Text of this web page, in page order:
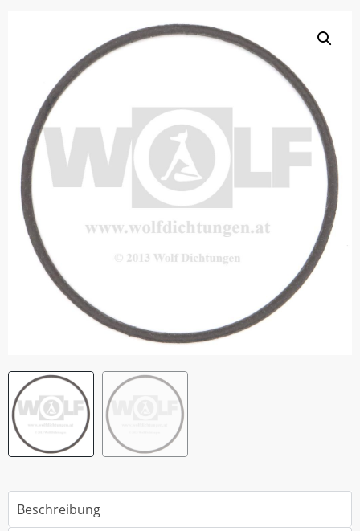
Beschreibung